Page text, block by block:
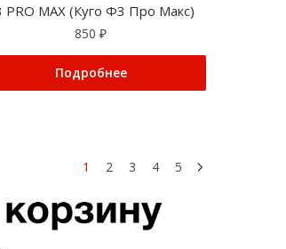
PRO MAX (Куго Ф3 Про Макс)
850₽
Подробнее
1 2 3 4 5